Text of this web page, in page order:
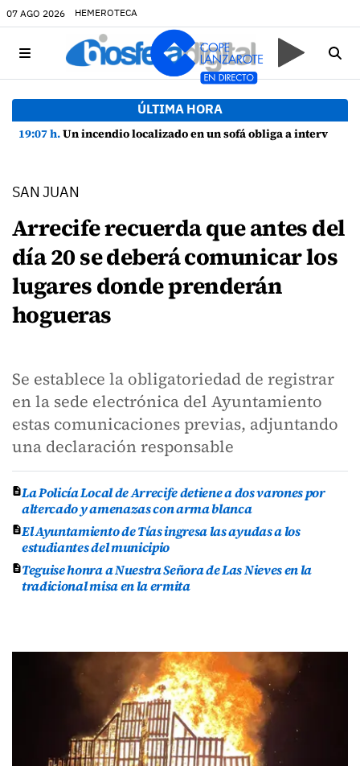
07 AGO 2026 HEMEROTECA
ÚLTIMA HORA
19:07 h.Un incendio localizado en un sofá obliga a intervenir en una vivienda de Playa Honda
SAN JUAN
Arrecife recuerda que antes del
día 20 se deberá comunicar los
lugares donde prenderán
hogueras
Se establece la obligatoriedad de registrar
en la sede electrónica del Ayuntamiento
estas comunicaciones previas, adjuntando
una declaración responsable
La Policía Local de Arrecife detiene a dos varones por
altercado y amenazas con arma blanca
El Ayuntamiento de Tías ingresa las ayudas a los
estudiantes del municipio
Teguise honra a Nuestra Señora de Las Nieves en la
tradicional misa en la ermita